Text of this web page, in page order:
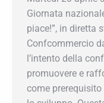
News,Newsletter
Martedì 20 aprile
Giornata
ci piace!”, in
Confcommercio
anno, l’intento